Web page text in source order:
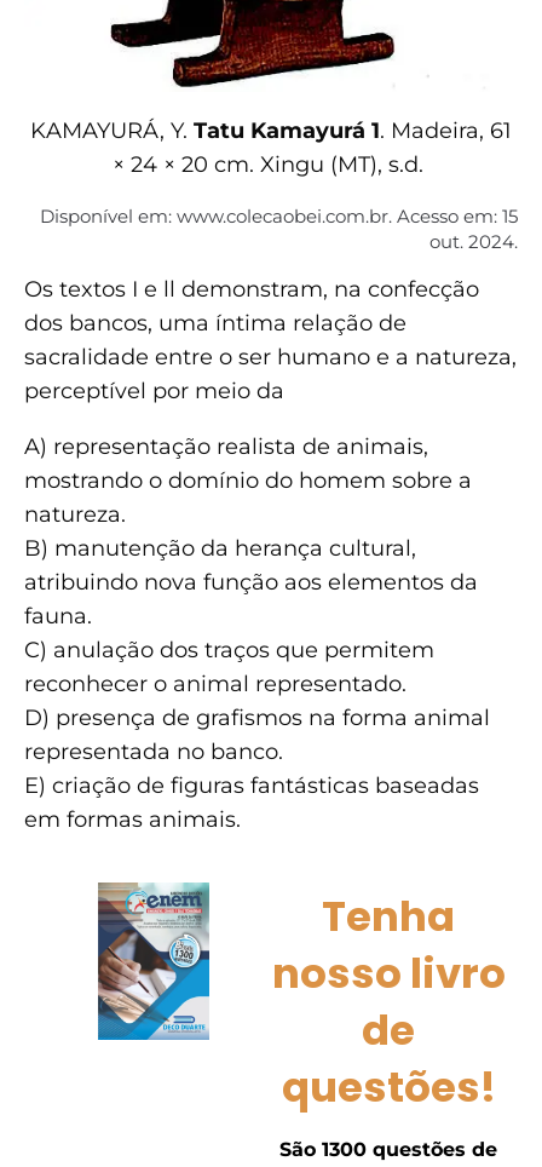
KAMAYURÁ, Y. Tatu Kamayurá 1. Madeira, 61
× 24 × 20 cm. Xingu (MT), s.d.
Disponível em: www.colecaobei.com.br. Acesso em: 15
out. 2024.
Os textos I e ll demonstram, na confecção
dos bancos, uma íntima relação de
sacralidade entre o ser humano e a natureza,
perceptível por meio da
A) representação realista de animais,
mostrando o domínio do homem sobre a
natureza.
B) manutenção da herança cultural,
atribuindo nova função aos elementos da
fauna.
C) anulação dos traços que permitem
reconhecer o animal representado.
D) presença de grafismos na forma animal
representada no banco.
E) criação de figuras fantásticas baseadas
em formas animais.
Tenha
nosso livro
de
questões!
São 1300 questões de